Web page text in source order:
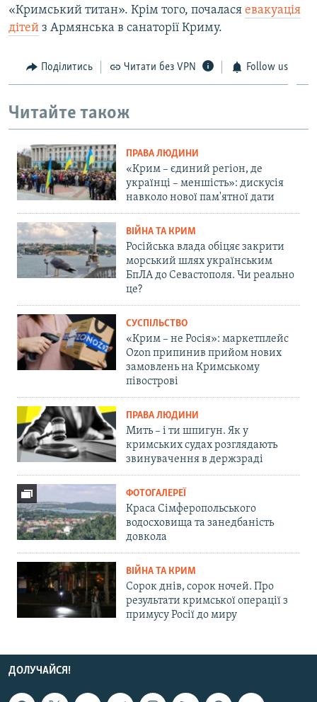
«Кримський титан». Крім того, почалася евакуація
дітей з Армянська в санаторії Криму.
Поділитись Читати без VPN Follow us
Читайте також
ПРАВА ЛЮДИНИ
«Крим – єдиний регіон, де
українці – меншість»: дискусія
навколо нової пам'ятної дати
ВІЙНА ТА КРИМ
Російська влада обіцяє закрити
морський шлях українським
БпЛА до Севастополя. Чи реально
це?
СУСПІЛЬСТВО
«Крим – не Росія»: маркетплейс
Ozon припинив прийом нових
замовлень на Кримському
півострові
ПРАВА ЛЮДИНИ
Мить – і ти шпигун. Як у
кримських судах розглядають
звинувачення в держзраді
ФОТОГАЛЕРЕЇ
Краса Сімферопольського
водосховища та занедбаність
довкола
ВІЙНА ТА КРИМ
Сорок днів, сорок ночей. Про
результати кримської операції з
примусу Росії до миру
ДОЛУЧАЙСЯ!